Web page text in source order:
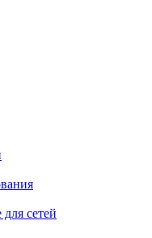
сетей